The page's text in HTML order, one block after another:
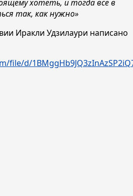
хотеть, и тогда все в
так, как нужно»
Иракли Удзилаури написано
file/d/